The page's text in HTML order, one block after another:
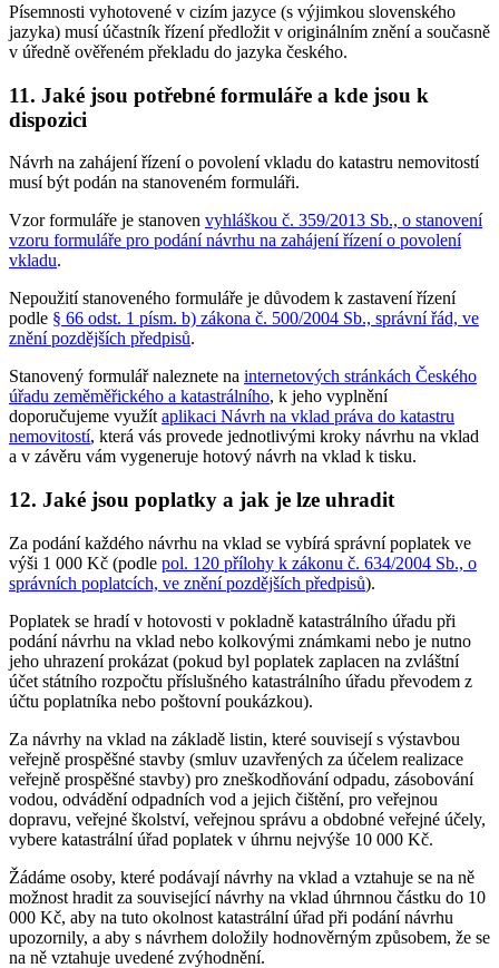
Písemnosti vyhotovené v cizím jazyce (s výjimkou slovenského
jazyka) musí účastník řízení předložit v originálním znění a současně
v úředně ověřeném překladu do jazyka českého.
11. Jaké jsou potřebné formuláře a kde jsou k
dispozici
Návrh na zahájení řízení o povolení vkladu do katastru nemovitostí
musí být podán na stanoveném formuláři.
Vzor formuláře je stanoven vyhláškou č. 359/2013 Sb., o stanovení
vzoru formuláře pro podání návrhu na zahájení řízení o povolení
vkladu.
Nepoužití stanoveného formuláře je důvodem k zastavení řízení
podle § 66 odst. 1 písm. b) zákona č. 500/2004 Sb., správní řád, ve
znění pozdějších předpisů.
Stanovený formulář naleznete na internetových stránkách Českého
úřadu zeměměřického a katastrálního, k jeho vyplnění
doporučujeme využít aplikaci Návrh na vklad práva do katastru
nemovitostí, která vás provede jednotlivými kroky návrhu na vklad
a v závěru vám vygeneruje hotový návrh na vklad k tisku.
12. Jaké jsou poplatky a jak je lze uhradit
Za podání každého návrhu na vklad se vybírá správní poplatek ve
výši 1 000 Kč (podle pol. 120 přílohy k zákonu č. 634/2004 Sb., o
správních poplatcích, ve znění pozdějších předpisů).
Poplatek se hradí v hotovosti v pokladně katastrálního úřadu při
podání návrhu na vklad nebo kolkovými známkami nebo je nutno
jeho uhrazení prokázat (pokud byl poplatek zaplacen na zvláštní
účet státního rozpočtu příslušného katastrálního úřadu převodem z
účtu poplatníka nebo poštovní poukázkou).
Za návrhy na vklad na základě listin, které souvisejí s výstavbou
veřejně prospěšné stavby (smluv uzavřených za účelem realizace
veřejně prospěšné stavby) pro zneškodňování odpadu, zásobování
vodou, odvádění odpadních vod a jejich čištění, pro veřejnou
dopravu, veřejné školství, veřejnou správu a obdobné veřejné účely,
vybere katastrální úřad poplatek v úhrnu nejvýše 10 000 Kč.
Žádáme osoby, které podávají návrhy na vklad a vztahuje se na ně
možnost hradit za související návrhy na vklad úhrnnou částku do 10
000 Kč, aby na tuto okolnost katastrální úřad při podání návrhu
upozornily, a aby s návrhem doložily hodnověrným způsobem, že se
na ně vztahuje uvedené zvýhodnění.